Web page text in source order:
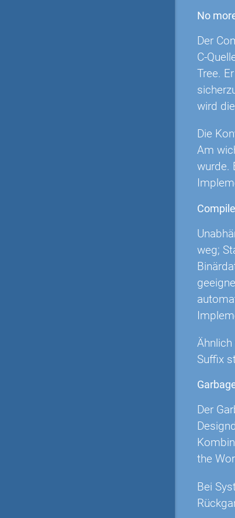
No
Der
C-
Tree.
wird
Die
Am
wurde.
weg;
Suffix
Der
the
Bei